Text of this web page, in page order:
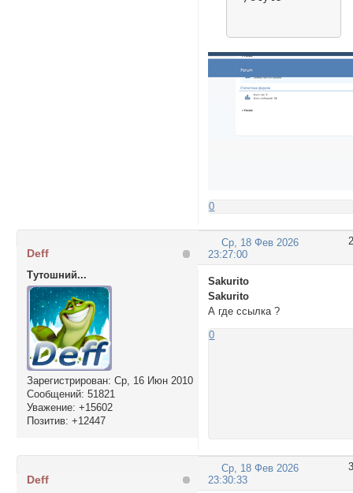
0
2
Ср, 18 Фев 2026
23:27:00
Deff
Тутошний...
Зарегистрирован: Ср, 16 Июн 2010
Сообщений: 51821
Уважение: +15602
Позитив: +12447
Sakurito
Sakurito
А где ссылка ?
0
3
Ср, 18 Фев 2026
23:30:33
Deff